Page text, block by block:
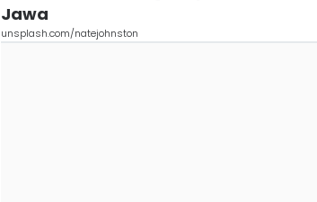
Jawa
unsplash.com/natejohnston